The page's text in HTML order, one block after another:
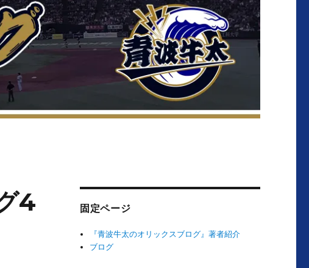
4
固定ページ
『青波牛太のオリックスブログ』著者紹介
ブログ